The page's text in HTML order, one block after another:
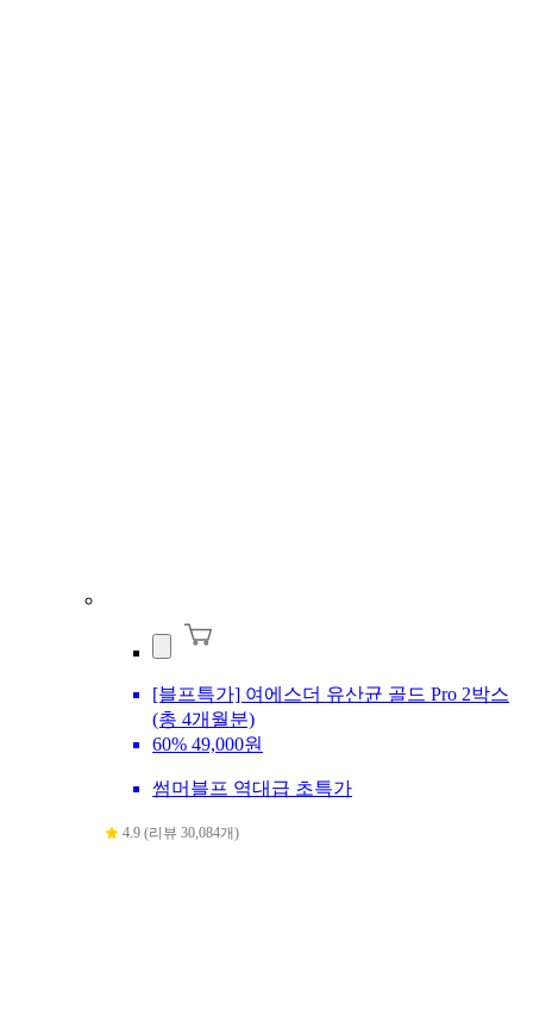
[블프특가] 여에스더 유산균 골드 Pro 2박스
(총 4개월분)
60% 49,000원
썸머블프 역대급 초특가
4.9 (리뷰 30,084개)